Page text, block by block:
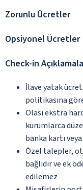
Zorunlu Ücretler
Opsiyonel Ücretler
Check-in
İlave yatak
politikasına
Olası ekstra
kurumlarca
banka kartı
Özel talepler,
bağlıdır ve ek
edilemez